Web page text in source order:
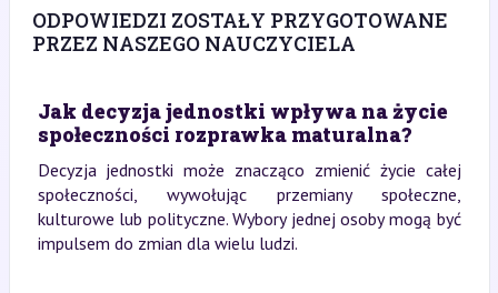
ODPOWIEDZI ZOSTAŁY PRZYGOTOWANE
PRZEZ NASZEGO NAUCZYCIELA
Jak decyzja jednostki wpływa na życie
społeczności rozprawka maturalna?
Decyzja jednostki może znacząco zmienić życie całej
społeczności, wywołując przemiany społeczne,
kulturowe lub polityczne. Wybory jednej osoby mogą być
impulsem do zmian dla wielu ludzi.